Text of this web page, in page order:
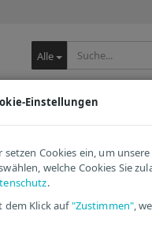
Alle
TACHO /
» 195Artikel in dieser
Einstellungen
setzen Cookies ein, um
welche Cookies Sie
.
dem Klick auf"Zustimmen",